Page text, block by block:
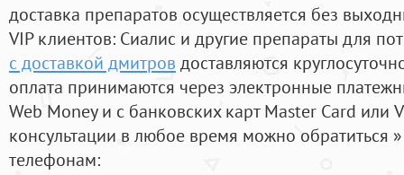
доставка препаратов осуществляется без
VIP клиентов: Сиалис и другие препараты для
с доставкой дмитров доставляются
оплата принимаются через электронные
Web Money и с банковских карт Master Card или
консультации в любое время можно обратиться
телефонам: